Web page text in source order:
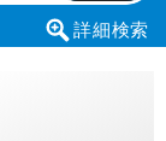
詳細検索